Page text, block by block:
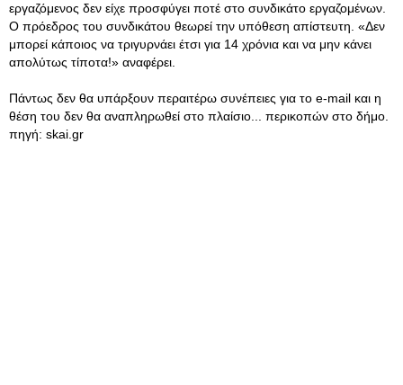
εργαζόμενος δεν είχε προσφύγει ποτέ στο συνδικάτο εργαζομένων.
Ο πρόεδρος του συνδικάτου θεωρεί την υπόθεση απίστευτη. «Δεν
μπορεί κάποιος να τριγυρνάει έτσι για 14 χρόνια και να μην κάνει
απολύτως τίποτα!» αναφέρει.
Πάντως δεν θα υπάρξουν περαιτέρω συνέπειες για το e-mail και η
θέση του δεν θα αναπληρωθεί στο πλαίσιο... περικοπών στο δήμο.
πηγή: skai.gr